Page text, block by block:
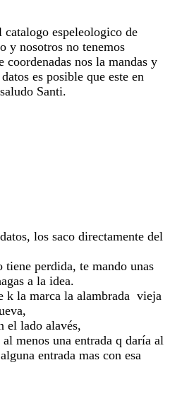
espeleologico de
y nosotros no tenemos
coordenadas nos la mandas y
es posible que este en
Santi.
los saco directamente del
tiene perdida, te mando unas
a la idea.
k la marca la alambrada vieja
el lado alavés,
menos una entrada q daría al
entrada mas con esa